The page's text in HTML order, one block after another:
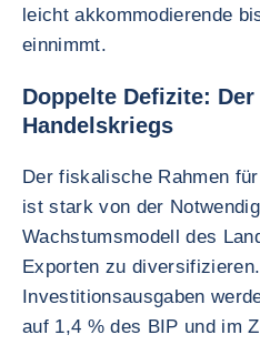
leicht akkommodierende
einnimmt.
Doppelte Defizite:
Handelskriegs
Der fiskalische Rahmen
ist stark von der
Wachstumsmodell des
Exporten zu
Investitionsausgaben
auf 1,4 % des BIP und im